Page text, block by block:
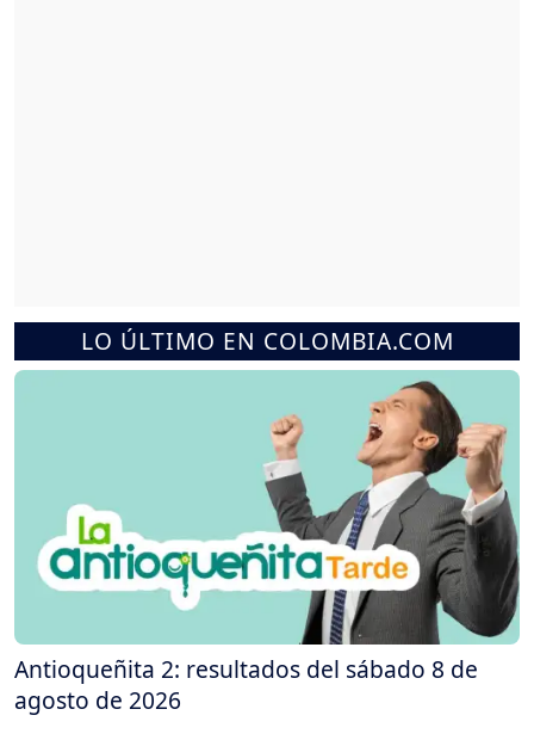
LO ÚLTIMO EN COLOMBIA.COM
Antioqueñita 2: resultados del sábado 8 de
agosto de 2026